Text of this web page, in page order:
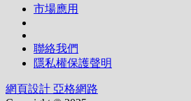
市場應用
聯絡我們
隱私權保護聲明
網頁設計 亞格網路